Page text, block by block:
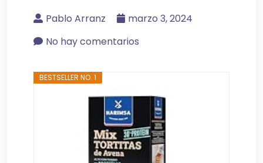
Pablo Arranz
marzo 3, 2024
No hay comentarios
BESTSELLER NO. 1